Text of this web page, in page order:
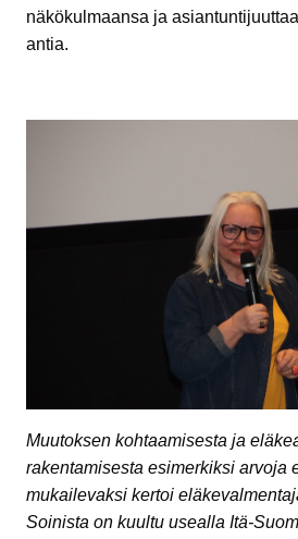
näkökulmaansa ja
antia.
Muutoksen kohtaamisesta ja
rakentamisesta esimerkiksi arvoja
mukailevaksi kertoi
Soinista on kuultu usealla Itä-